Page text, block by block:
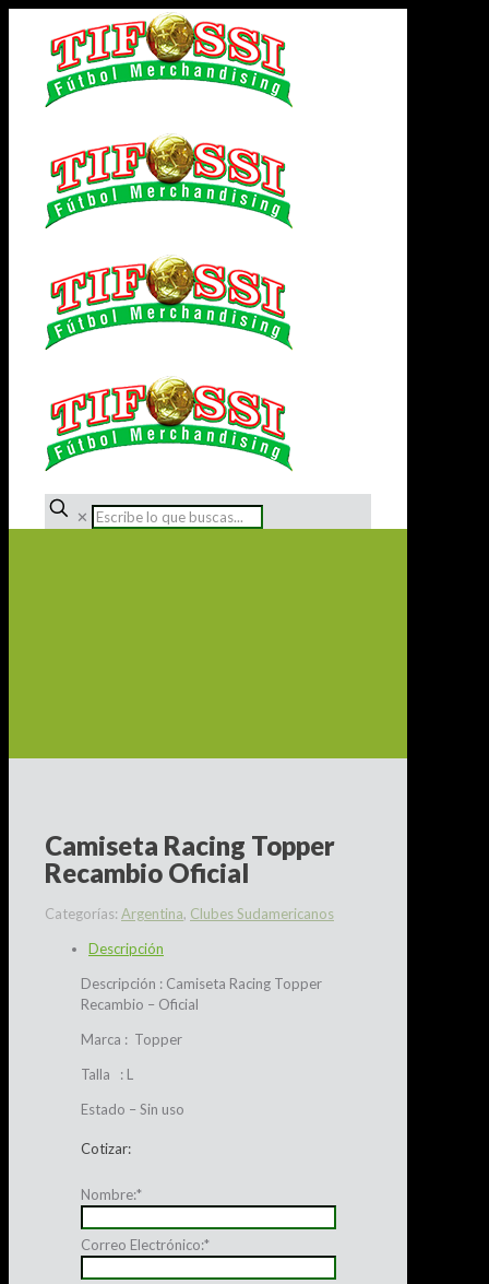
✕
Camiseta Racing Topper
Recambio Oficial
Categorías: Argentina, Clubes Sudamericanos
Descripción
Descripción : Camiseta Racing Topper
Recambio – Oficial
Marca : Topper
Talla : L
Estado – Sin uso
Cotizar:
Nombre:*
Correo Electrónico:*